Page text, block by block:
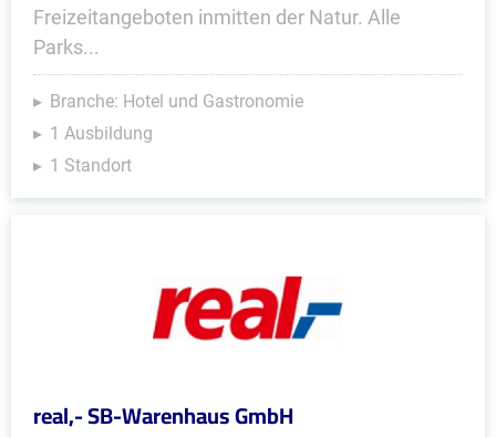
Freizeitangeboten inmitten der Natur. Alle
Parks...
Branche: Hotel und Gastronomie
1 Ausbildung
1 Standort
real,- SB-Warenhaus GmbH